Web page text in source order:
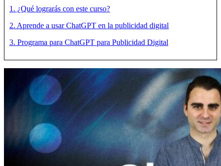
1. ¿Qué lograrás con este curso?
2. Aprende a usar ChatGPT en la publicidad digital
3. Programa para ChatGPT para Publicidad Digital